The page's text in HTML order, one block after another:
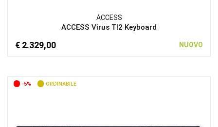
ACCESS
ACCESS Virus TI2 Keyboard
€ 2.329,00 NUOVO
-5% ORDINABILE